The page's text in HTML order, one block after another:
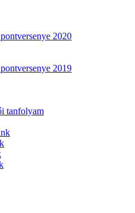
2020
2019
tanfolyam